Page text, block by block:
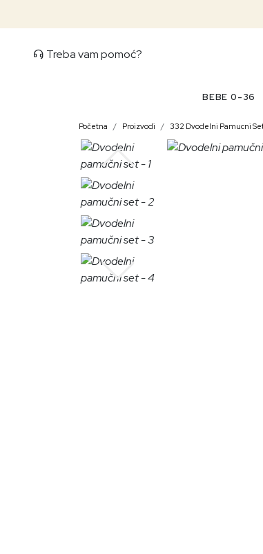
Treba vam pomoć?
BEBE 0-36
Početna Proizvodi 332 Dvodelni Pamucni